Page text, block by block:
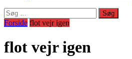
Søg
efter:
Forside flot vejr igen
flot vejr igen